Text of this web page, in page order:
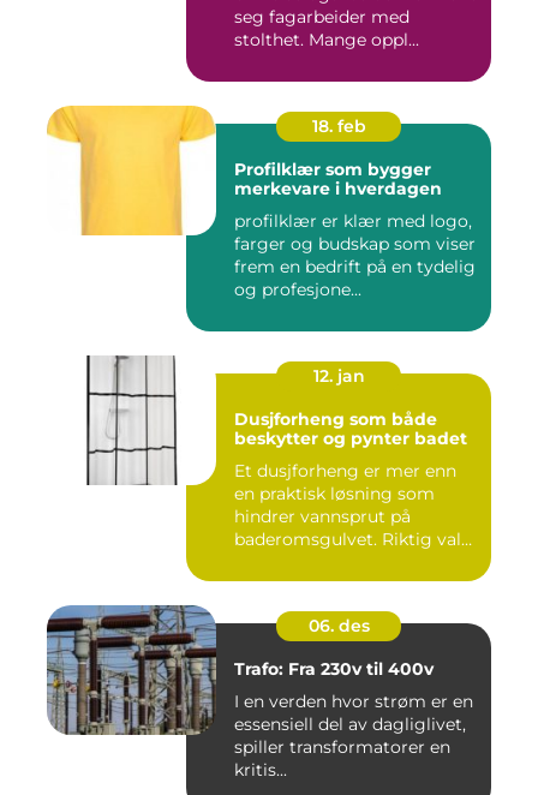
seg fagarbeider med
stolthet. Mange oppl...
18. feb
Profilklær som bygger
merkevare i hverdagen
profilklær er klær med logo,
farger og budskap som viser
frem en bedrift på en tydelig
og profesjone...
12. jan
Dusjforheng som både
beskytter og pynter badet
Et dusjforheng er mer enn
en praktisk løsning som
hindrer vannsprut på
baderomsgulvet. Riktig valg
06. des
Trafo: Fra 230v til 400v
I en verden hvor strøm er en
essensiell del av dagliglivet,
spiller transformatorer en
kritis...